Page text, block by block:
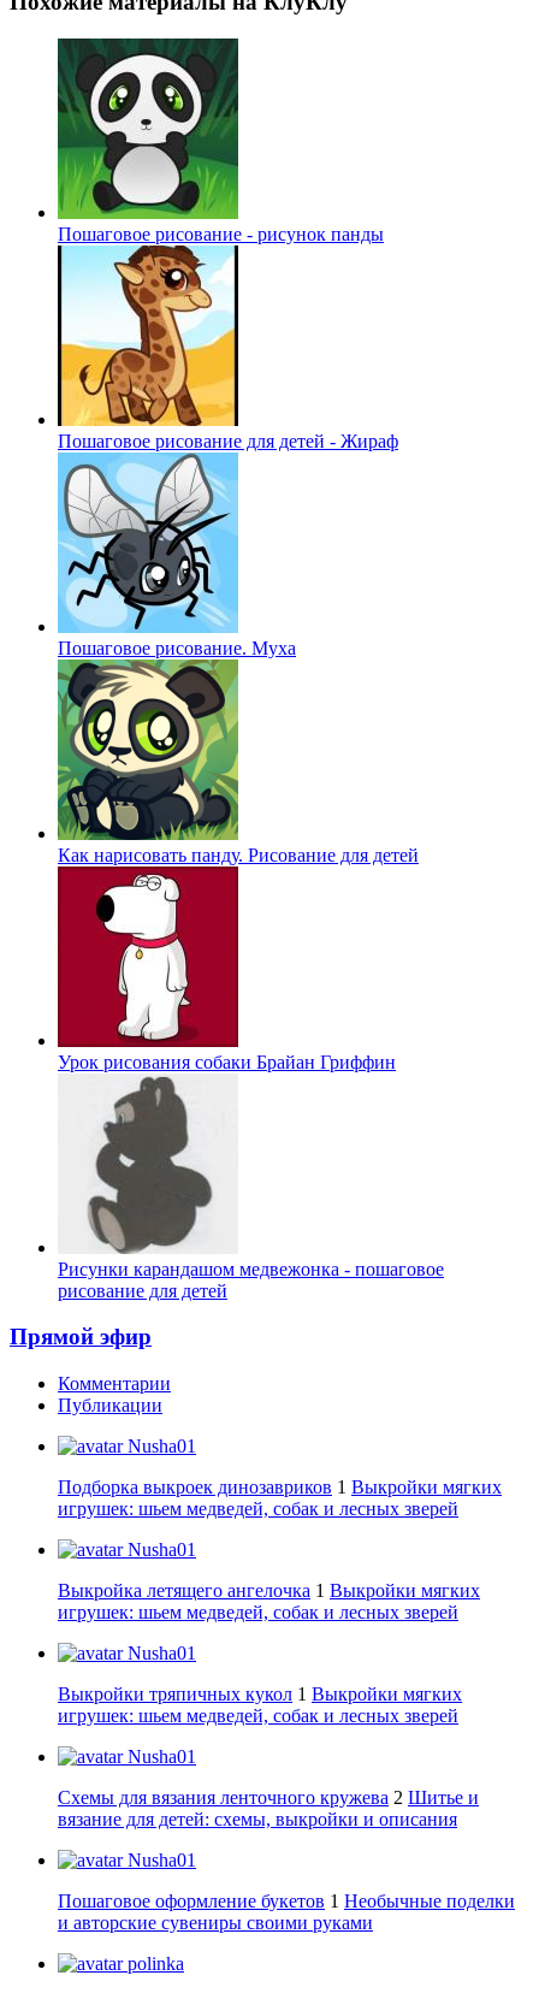
Пошаговое рисование - рисунок панды
Пошаговое рисование для детей - Жираф
Пошаговое рисование. Муха
Как нарисовать панду. Рисование для детей
Урок рисования собаки Брайан Гриффин
Рисунки карандашом медвежонка - пошаговое
рисование для детей
Прямой эфир
Комментарии
Публикации
Nusha01
Подборка выкроек динозавриков 1 Выкройки мягких
игрушек: шьем медведей, собак и лесных зверей
Nusha01
Выкройка летящего ангелочка 1 Выкройки мягких
игрушек: шьем медведей, собак и лесных зверей
Nusha01
Выкройки тряпичных кукол 1 Выкройки мягких
игрушек: шьем медведей, собак и лесных зверей
Nusha01
Схемы для вязания ленточного кружева 2 Шитье и
вязание для детей: схемы, выкройки и описания
Nusha01
Пошаговое оформление букетов 1 Необычные поделки
и авторские сувениры своими руками
polinka